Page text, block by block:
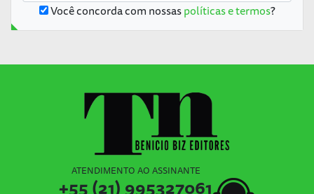
Você concorda com nossaspolíticas e termos?
ATENDIMENTO AO ASSINANTE
+55 (21) 995327061